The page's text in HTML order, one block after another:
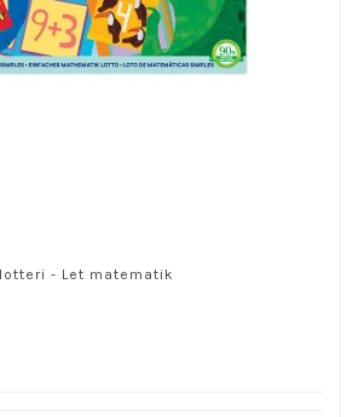
- Let matematik